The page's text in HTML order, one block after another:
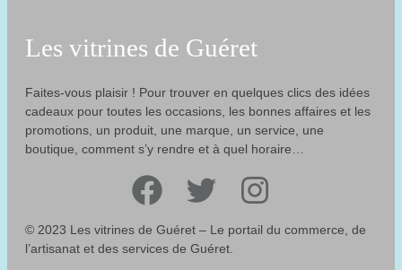
Les vitrines de Guéret
Faites-vous plaisir ! Pour trouver en quelques clics des idées
cadeaux pour toutes les occasions, les bonnes affaires et les
promotions, un produit, une marque, un service, une
boutique, comment s’y rendre et à quel horaire…
Facebook Twitter Instagram
© 2023 Les vitrines de Guéret – Le portail du commerce, de
l’artisanat et des services de Guéret.